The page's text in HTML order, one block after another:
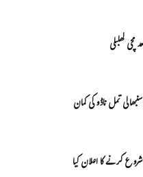
کھلبلی
تمل ناڈو کی کمان
کرنے کا اعلان کیا